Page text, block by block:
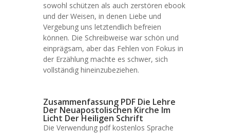
sowohl schützen als auch zerstören ebook
und der Weisen, in denen Liebe und
Vergebung uns letztendlich befreien
können. Die Schreibweise war schön und
einprägsam, aber das Fehlen von Fokus in
der Erzählung machte es schwer, sich
vollständig hineinzubeziehen.
Zusammenfassung PDF Die Lehre
Der Neuapostolischen Kirche Im
Licht Der Heiligen Schrift
Die Verwendung pdf kostenlos Sprache